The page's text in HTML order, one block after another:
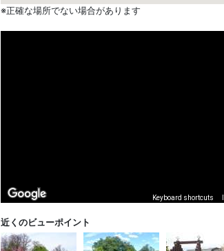
※正確な場所でない場合があります
Keyboard shortcuts
近くのビューポイント